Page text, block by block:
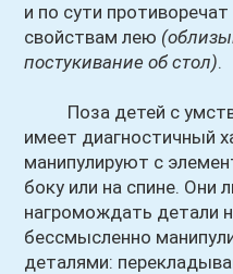
и по сути
свойствам лею
постукивание об стол).
Поза детей с
имеет диагностичный
манипулируют с
боку или на спине. Они
нагромождать детали
бессмысленно
деталями: